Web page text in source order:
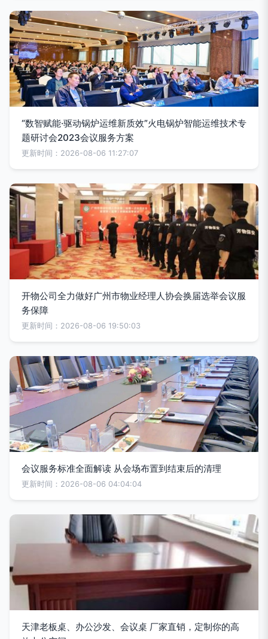
“数智赋能·驱动锅炉运维新质效”火电锅炉智能运维技术专
题研讨会2023会议服务方案
更新时间：2026-08-06 11:27:07
开物公司全力做好广州市物业经理人协会换届选举会议服
务保障
更新时间：2026-08-06 19:50:03
会议服务标准全面解读 从会场布置到结束后的清理
更新时间：2026-08-06 04:04:04
天津老板桌、办公沙发、会议桌 厂家直销，定制你的高